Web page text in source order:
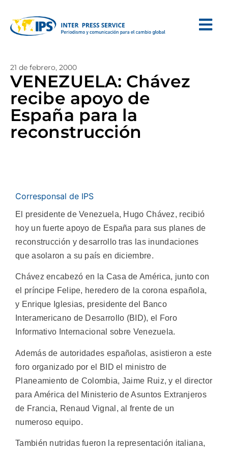
21 de febrero, 2000
VENEZUELA: Chávez
recibe apoyo de
España para la
reconstrucción
Corresponsal de IPS
El presidente de Venezuela, Hugo Chávez, recibió
hoy un fuerte apoyo de España para sus planes de
reconstrucción y desarrollo tras las inundaciones
que asolaron a su país en diciembre.
Chávez encabezó en la Casa de América, junto con
el príncipe Felipe, heredero de la corona española,
y Enrique Iglesias, presidente del Banco
Interamericano de Desarrollo (BID), el Foro
Informativo Internacional sobre Venezuela.
Además de autoridades españolas, asistieron a este
foro organizado por el BID el ministro de
Planeamiento de Colombia, Jaime Ruiz, y el director
para América del Ministerio de Asuntos Extranjeros
de Francia, Renaud Vignal, al frente de un
numeroso equipo.
También nutridas fueron la representación italiana,